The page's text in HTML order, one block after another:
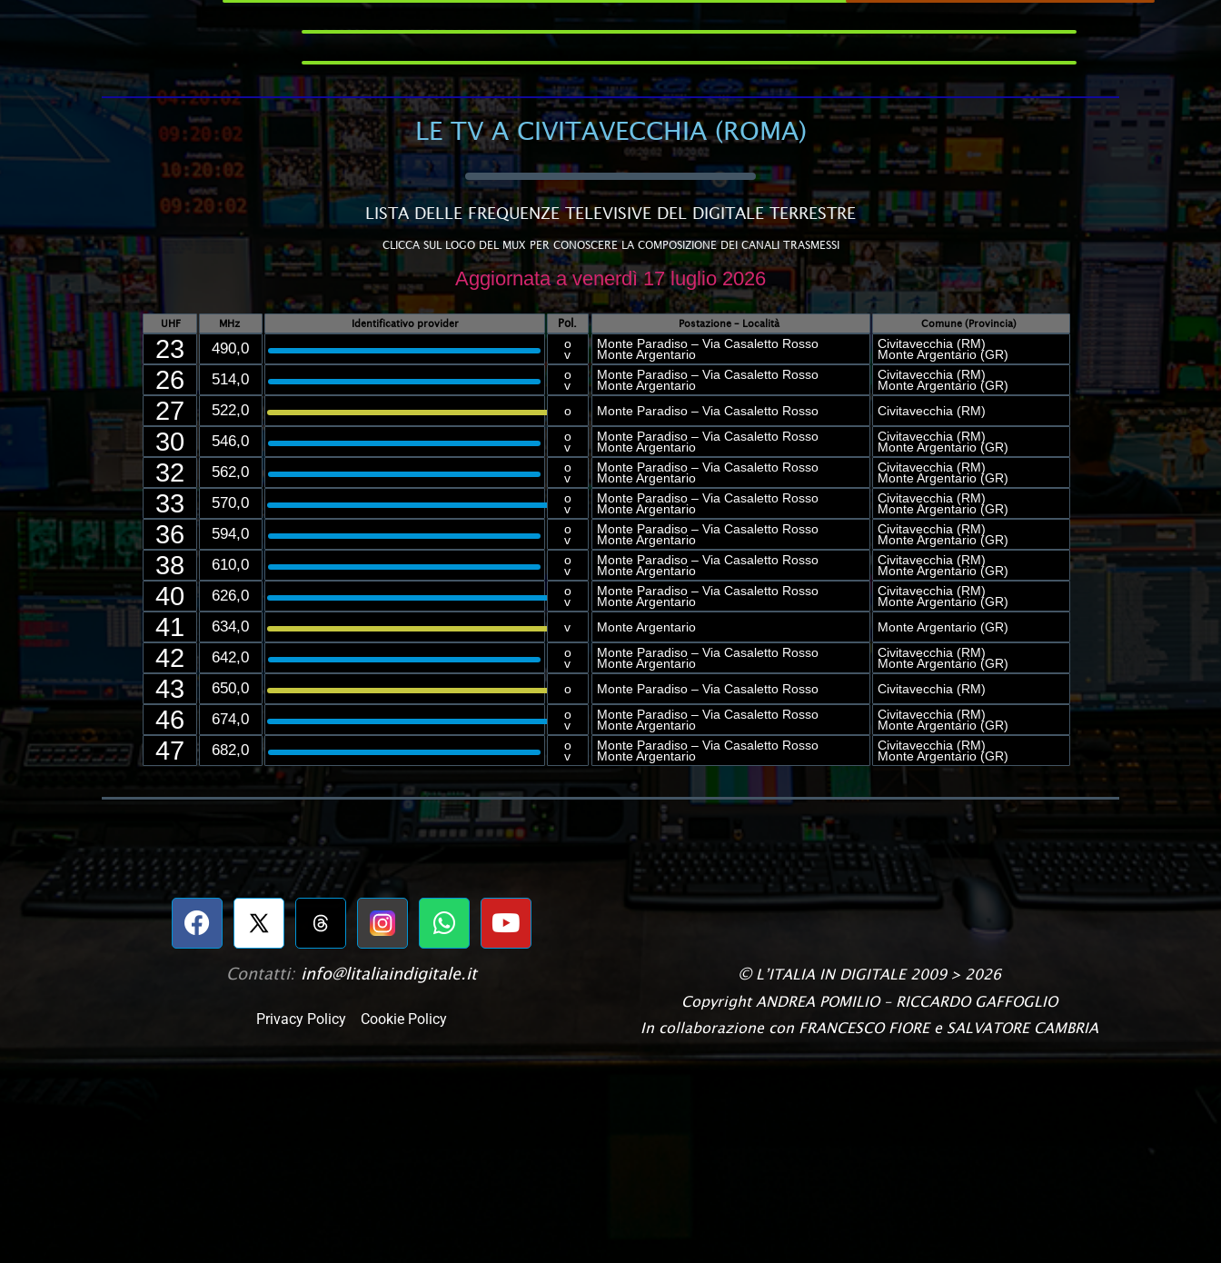
LE TV A CIVITAVECCHIA (ROMA)
LISTA DELLE FREQUENZE TELEVISIVE DEL DIGITALE TERRESTRE
CLICCA SUL LOGO DEL MUX PER CONOSCERE LA COMPOSIZIONE DEI CANALI TRASMESSI
Aggiornata a venerdì 17 luglio 2026
UHF MHz Identificativo provider Pol. Postazione – Località Comune (Provincia)
23 490,0 o
v
Monte Paradiso – Via Casaletto Rosso
Monte Argentario
Civitavecchia (RM)
Monte Argentario (GR)
26 514,0 o
v
Monte Paradiso – Via Casaletto Rosso
Monte Argentario
Civitavecchia (RM)
Monte Argentario (GR)
27 522,0 o Monte Paradiso – Via Casaletto Rosso Civitavecchia (RM)
30 546,0 o
v
Monte Paradiso – Via Casaletto Rosso
Monte Argentario
Civitavecchia (RM)
Monte Argentario (GR)
32 562,0 o
v
Monte Paradiso – Via Casaletto Rosso
Monte Argentario
Civitavecchia (RM)
Monte Argentario (GR)
33 570,0 o
v
Monte Paradiso – Via Casaletto Rosso
Monte Argentario
Civitavecchia (RM)
Monte Argentario (GR)
36 594,0 o
v
Monte Paradiso – Via Casaletto Rosso
Monte Argentario
Civitavecchia (RM)
Monte Argentario (GR)
38 610,0 o
v
Monte Paradiso – Via Casaletto Rosso
Monte Argentario
Civitavecchia (RM)
Monte Argentario (GR)
40 626,0 o
v
Monte Paradiso – Via Casaletto Rosso
Monte Argentario
Civitavecchia (RM)
Monte Argentario (GR)
41 634,0 v Monte Argentario Monte Argentario (GR)
42 642,0 o
v
Monte Paradiso – Via Casaletto Rosso
Monte Argentario
Civitavecchia (RM)
Monte Argentario (GR)
43 650,0 o Monte Paradiso – Via Casaletto Rosso Civitavecchia (RM)
46 674,0 o
v
Monte Paradiso – Via Casaletto Rosso
Monte Argentario
Civitavecchia (RM)
Monte Argentario (GR)
47 682,0 o
v
Monte Paradiso – Via Casaletto Rosso
Monte Argentario
Civitavecchia (RM)
Monte Argentario (GR)
Contatti: info@litaliaindigitale.it
Privacy Policy Cookie Policy
© L’ITALIA IN DIGITALE2009 > 2026
Copyright ANDREA POMILIO – RICCARDO GAFFOGLIO
In collaborazione con FRANCESCO FIORE e SALVATORE CAMBRIA